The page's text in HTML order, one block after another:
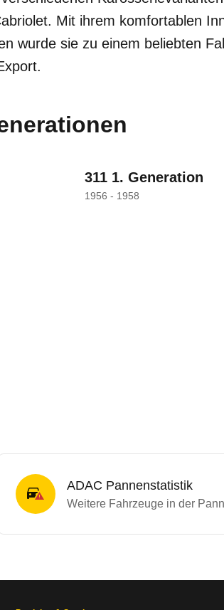
Mit ihrem komfortablen
wurde sie zu einem beliebten
311 1. Generation
1956 - 1958
ADAC Pannenstatistik
Weitere Fahrzeuge in der